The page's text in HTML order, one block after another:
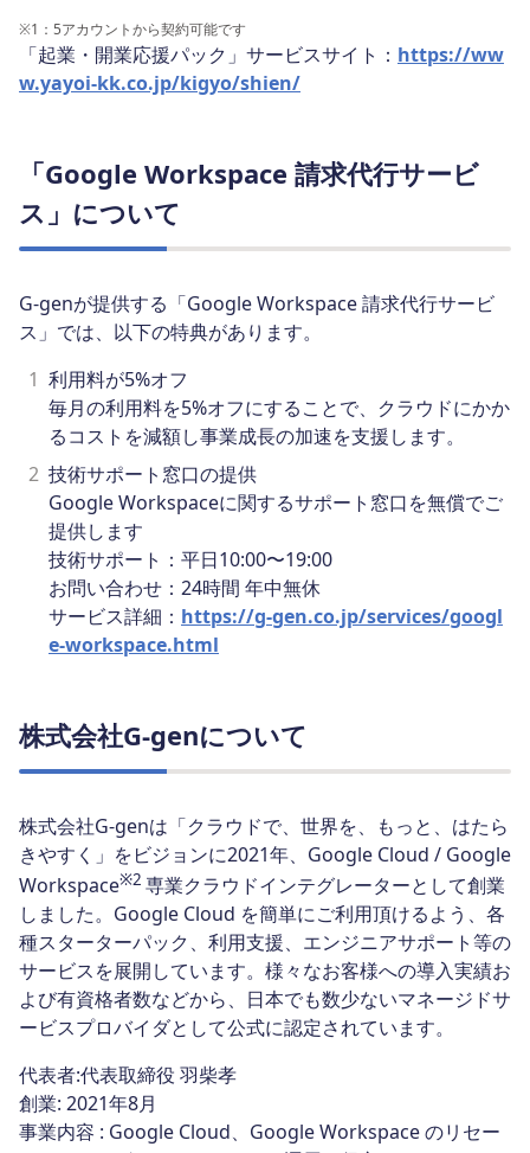
※1 ：5アカウントから契約可能です
「起業・開業応援パック」サービスサイト： https://ww
w.yayoi-kk.co.jp/kigyo/shien/
「Google Workspace 請求代行サービ
ス」について
G-genが提供する「Google Workspace 請求代行サービ
ス」では、以下の特典があります。
1 利用料が5%オフ
毎月の利用料を5%オフにすることで、クラウドにかか
るコストを減額し事業成長の加速を支援します。
2 技術サポート窓口の提供
Google Workspaceに関するサポート窓口を無償でご
提供します
技術サポート：平日10:00〜19:00
お問い合わせ：24時間 年中無休
サービス詳細： https://g-gen.co.jp/services/googl
e-workspace.html
株式会社G-genについて
株式会社G-genは「クラウドで、世界を、もっと、はたら
きやすく」をビジョンに2021年、Google Cloud / Google
Workspace※2 専業クラウドインテグレーターとして創業
しました。Google Cloud を簡単にご利用頂けるよう、各
種スターターパック、利用支援、エンジニアサポート等の
サービスを展開しています。様々なお客様への導入実績お
よび有資格者数などから、日本でも数少ないマネージドサ
ービスプロバイダとして公式に認定されています。
代表者:代表取締役 羽柴孝
創業: 2021年8月
事業内容 : Google Cloud、Google Workspace のリセー